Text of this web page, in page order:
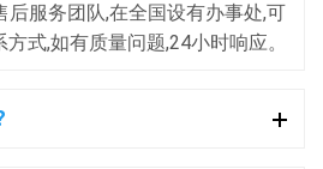
后服务团队,在全国设有办事处,可
式,如有质量问题,24小时响应。